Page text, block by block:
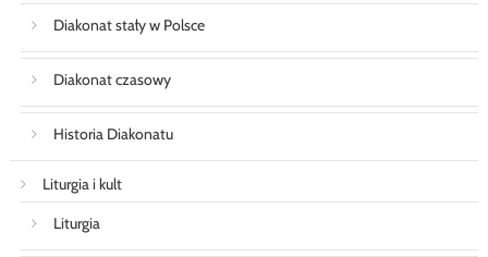
Diakonat stały w Polsce
Diakonat czasowy
Historia Diakonatu
Liturgia i kult
Liturgia